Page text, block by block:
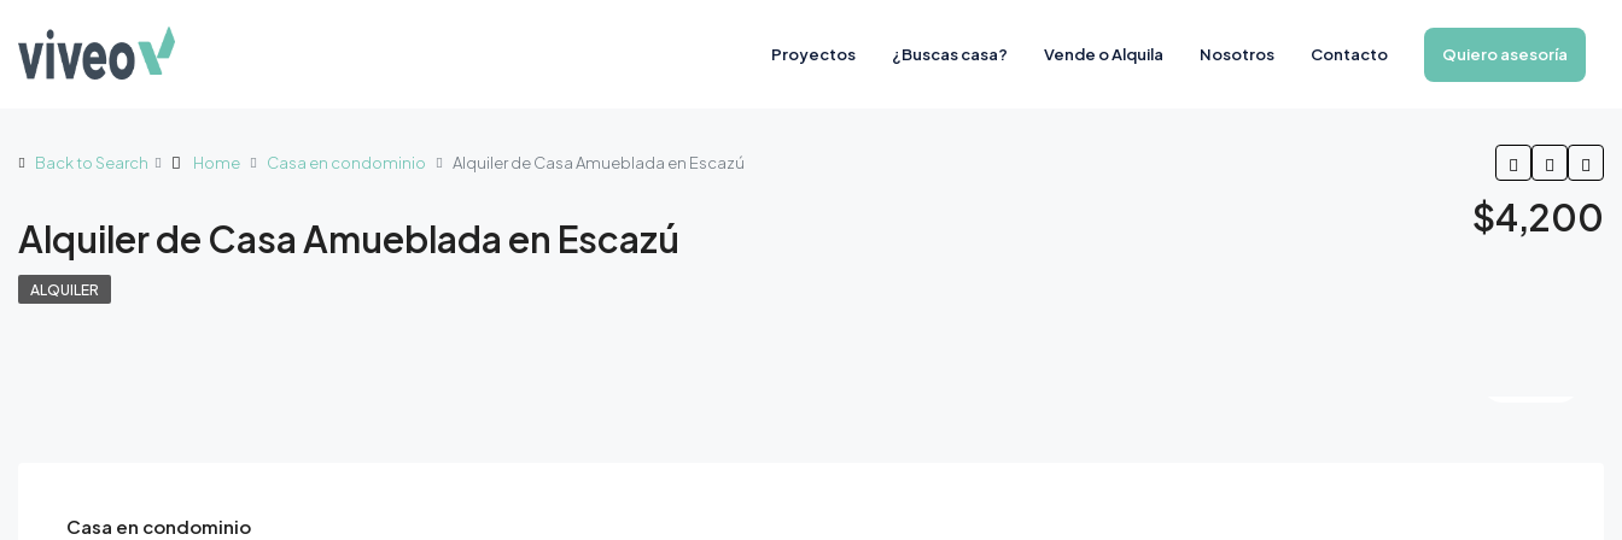
Proyectos ¿Buscas casa? Vende o Alquila Nosotros Contacto Quiero asesoría
Back to Search Home Casa en condominio Alquiler de Casa Amueblada en Escazú
Alquiler de Casa Amueblada en Escazú $4,200
ALQUILER
Casa en condominio